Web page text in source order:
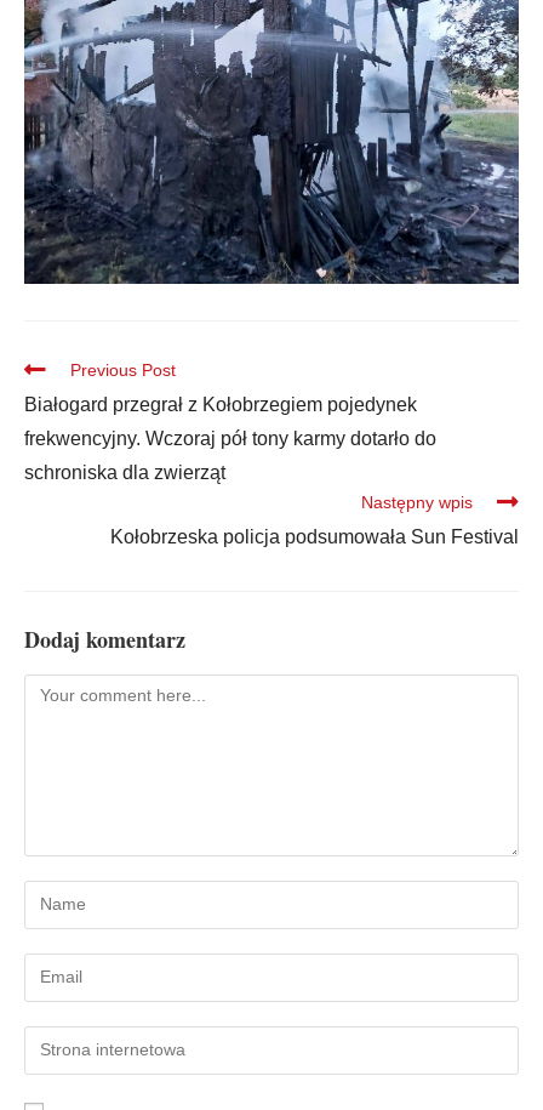
Previous Post
Białogard przegrał z Kołobrzegiem pojedynek
frekwencyjny. Wczoraj pół tony karmy dotarło do
schroniska dla zwierząt
Następny wpis
Kołobrzeska policja podsumowała Sun Festival
Dodaj komentarz